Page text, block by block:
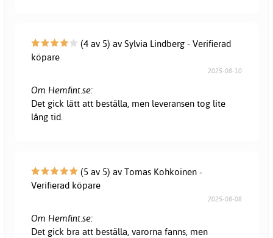
(4 av 5) av Sylvia Lindberg - Verifierad
köpare
2025-08-10
Om Hemfint.se:
Det gick lätt att beställa, men leveransen tog lite
lång tid.
(5 av 5) av Tomas Kohkoinen -
Verifierad köpare
2025-08-08
Om Hemfint.se:
Det gick bra att beställa, varorna fanns, men